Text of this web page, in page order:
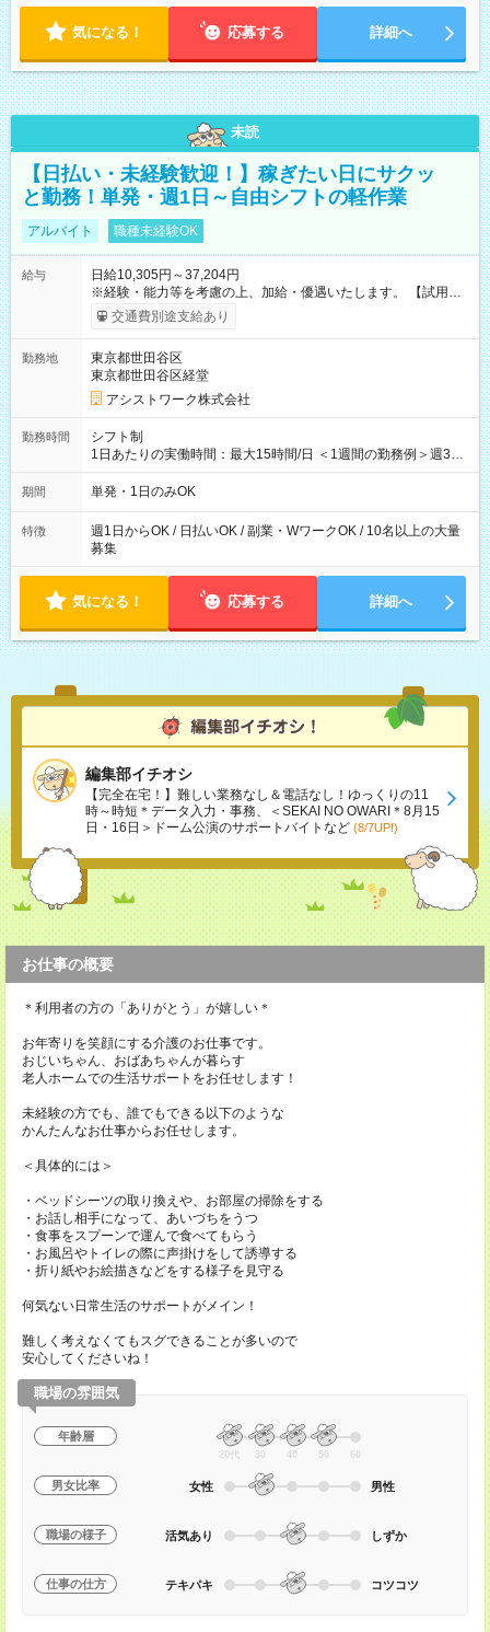
気になる！ 応募する 詳細へ
未読
【日払い・未経験歓迎！】稼ぎたい日にサクッ
と勤務！単発・週1日～自由シフトの軽作業
アルバイト 職種未経験OK
給与
日給10,305円～37,204円
※経験・能力等を考慮の上、加給・優遇いたします。 【試用期
間】試用期間なし
交通費別途支給あり
勤務地
東京都世田谷区
東京都世田谷区経堂
アシストワーク株式会社
勤務時間
シフト制
1日あたりの実働時間：最大15時間/日 ＜1週間の勤務例＞週3回
勤務 勤務：月・水・金 休み：火・木・土・日 好きな時にお仕事
可能です！ ※1日あたりの最大実働時間は日勤、夜勤共に勤務し
期間 単発・1日のみOK
特徴
週1日からOK / 日払いOK / 副業・WワークOK / 10名以上の大量
募集
気になる！ 応募する 詳細へ
編集部イチオシ
【完全在宅！】難しい業務なし＆電話なし！ゆっくりの11
時～時短＊データ入力・事務、＜SEKAI NO OWARI＊8月15
日・16日＞ドーム公演のサポートバイトなど (8/7UP!)
お仕事の概要
＊利用者の方の「ありがとう」が嬉しい＊
お年寄りを笑顔にする介護のお仕事です。
おじいちゃん、おばあちゃんが暮らす
老人ホームでの生活サポートをお任せします！
未経験の方でも、誰でもできる以下のような
かんたんなお仕事からお任せします。
＜具体的には＞
・ベッドシーツの取り換えや、お部屋の掃除をする
・お話し相手になって、あいづちをうつ
・食事をスプーンで運んで食べてもらう
・お風呂やトイレの際に声掛けをして誘導する
・折り紙やお絵描きなどをする様子を見守る
何気ない日常生活のサポートがメイン！
難しく考えなくてもスグできることが多いので
安心してくださいね！
職場の雰囲気
年齢層
20代 30 40 50 60
男女比率 女性 男性
職場の様子 活気あり しずか
仕事の仕方 テキパキ コツコツ